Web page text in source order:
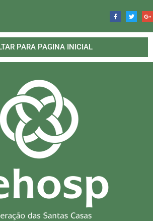
PARA PAGINA INICIAL